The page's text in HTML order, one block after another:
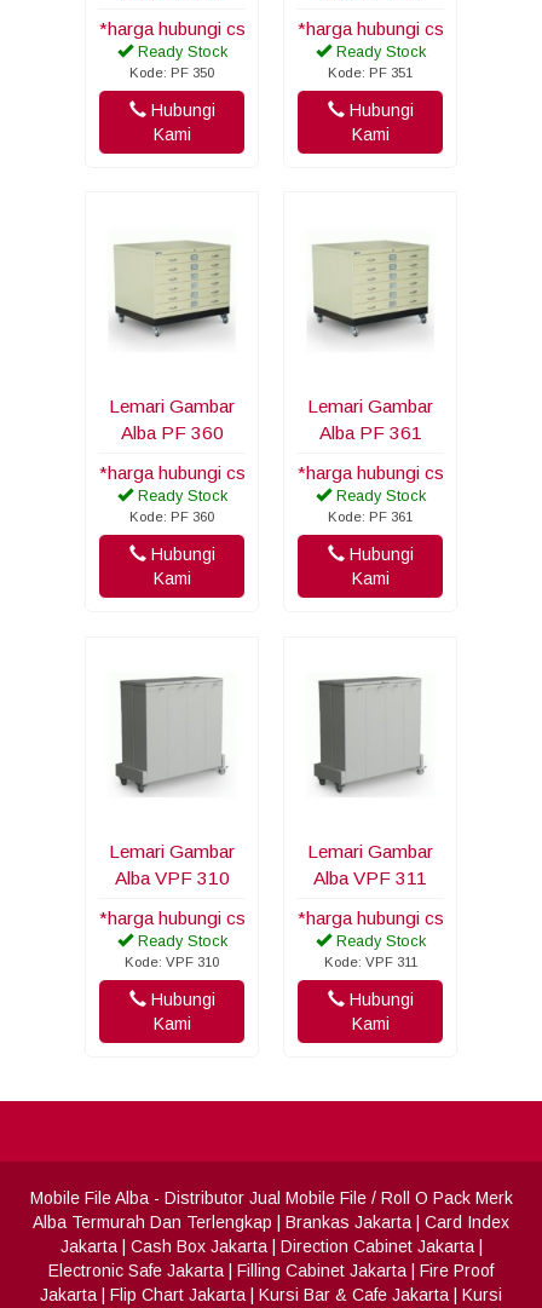
*harga hubungi cs
Ready Stock
Kode: PF 350
Hubungi
Kami
*harga hubungi cs
Ready Stock
Kode: PF 351
Hubungi
Kami
Lemari Gambar
Alba PF 360
*harga hubungi cs
Ready Stock
Kode: PF 360
Hubungi
Kami
Lemari Gambar
Alba PF 361
*harga hubungi cs
Ready Stock
Kode: PF 361
Hubungi
Kami
Lemari Gambar
Alba VPF 310
*harga hubungi cs
Ready Stock
Kode: VPF 310
Hubungi
Kami
Lemari Gambar
Alba VPF 311
*harga hubungi cs
Ready Stock
Kode: VPF 311
Hubungi
Kami
Mobile File Alba- Distributor Jual Mobile File / Roll O Pack Merk
Alba Termurah Dan Terlengkap | Brankas Jakarta | Card Index
Jakarta| Cash Box Jakarta| Direction Cabinet Jakarta|
Electronic Safe Jakarta | Filling Cabinet Jakarta | Fire Proof
Jakarta | Flip Chart Jakarta | Kursi Bar & Cafe Jakarta | Kursi